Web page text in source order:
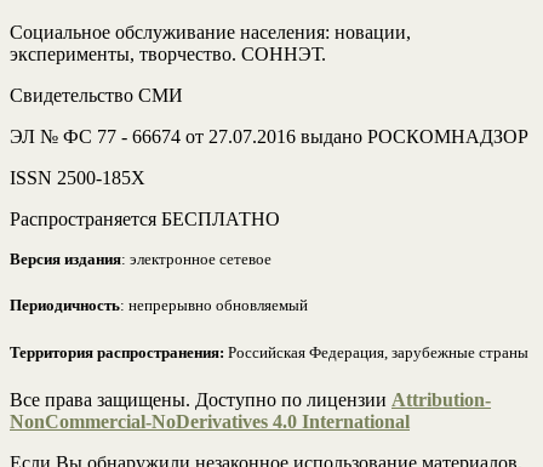
Социальное обслуживание населения: новации,
эксперименты, творчество. СОННЭТ.
Свидетельство СМИ
ЭЛ № ФС 77 - 66674 от 27.07.2016 выдано РОСКОМНАДЗОР
ISSN 2500-185Х
Распространяется БЕСПЛАТНО
Версия издания: электронное сетевое
Периодичность: непрерывно обновляемый
Территория распространения: Российская Федерация, зарубежные страны
Все права защищены. Доступно по лицензии Attribution-
NonCommercial-NoDerivatives 4.0 International
Если Вы обнаружили незаконное использование материалов,